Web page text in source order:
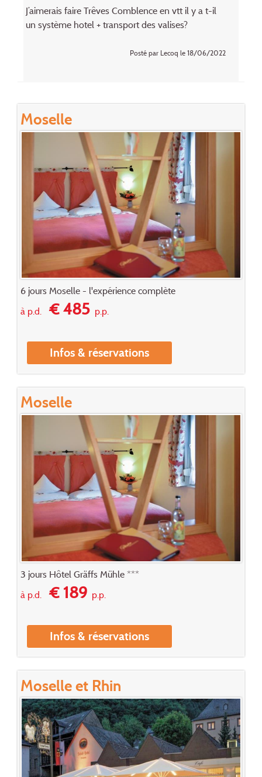
J’aimerais faire Trêves Comblence en vtt il y a t-il
un système hotel + transport des valises?
Posté par Lecoq le 18/06/2022
Moselle
6 jours Moselle - l'expérience complète
à p.d.€ 485p.p.
Infos & réservations
Moselle
3 jours Hôtel Gräffs Mühle ***
à p.d.€ 189p.p.
Infos & réservations
Moselle et Rhin